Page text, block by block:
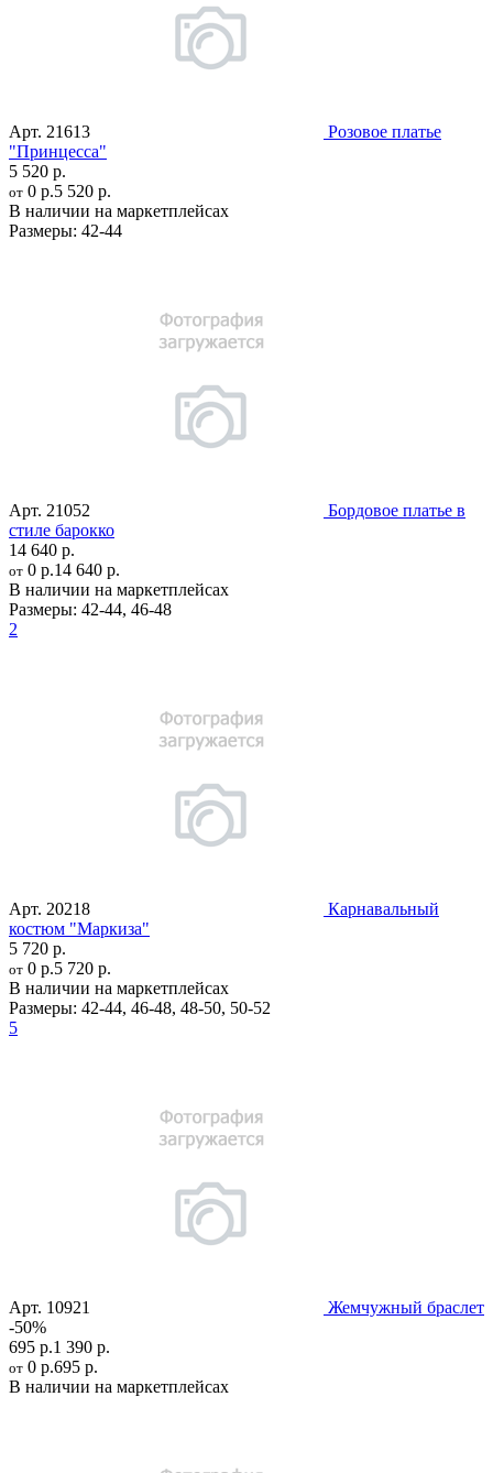
Арт. 21613
Розовое платье
"Принцесса"
5 520 р.
от 0 р.5 520 р.
В наличии на маркетплейсах
Размеры: 42-44
Арт. 21052
Бордовое платье в
стиле барокко
14 640 р.
от 0 р.14 640 р.
В наличии на маркетплейсах
Размеры: 42-44, 46-48
2
Арт. 20218
Карнавальный
костюм "Маркиза"
5 720 р.
от 0 р.5 720 р.
В наличии на маркетплейсах
Размеры: 42-44, 46-48, 48-50, 50-52
5
Арт. 10921
Жемчужный браслет
-50%
695 р.1 390 р.
от 0 р.695 р.
В наличии на маркетплейсах